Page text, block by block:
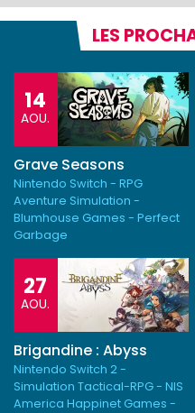
LES
14
AOU.
Grave Seasons
Nintendo Switch - RPG
Aventure Simulation -
Blumhouse Games - Perfect
Garbage
27
AOU.
Brigandine : Abyss
Nintendo Switch 2 -
Simulation Tactical-RPG - NIS
America Happinet Games -